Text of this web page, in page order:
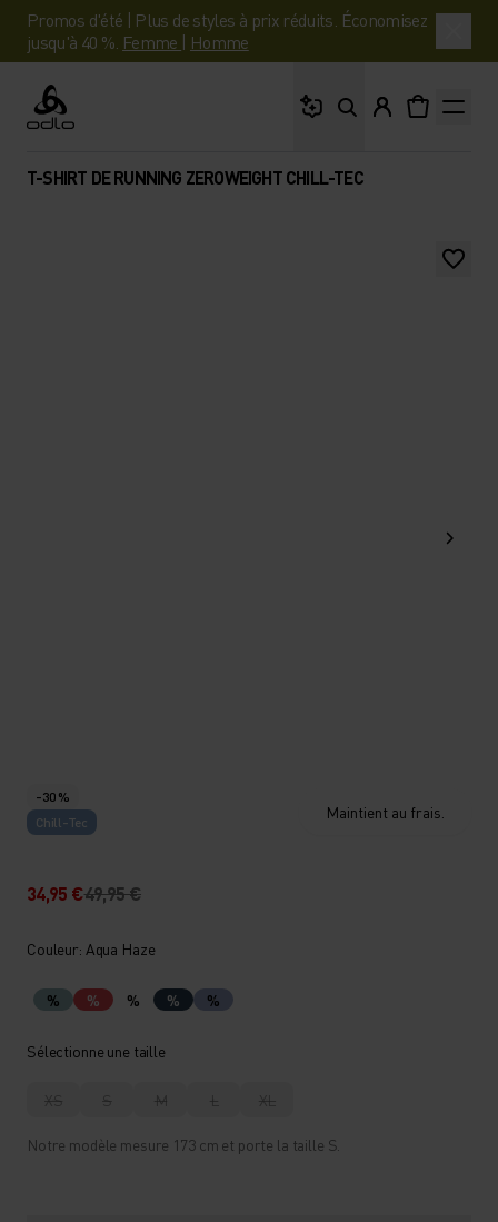
Promos d'été | Plus de styles à prix réduits. Économisez
jusqu'à 40 %. Femme | Homme
Odlo
T-SHIRT DE RUNNING ZEROWEIGHT CHILL-TEC
-30 %
Chill-Tec
Maintient au frais.
34,95 €49,95 €
Couleur: Aqua Haze
% % % % %
Sélectionne une taille
XS S M L XL
Notre modèle mesure 173 cm et porte la taille S.